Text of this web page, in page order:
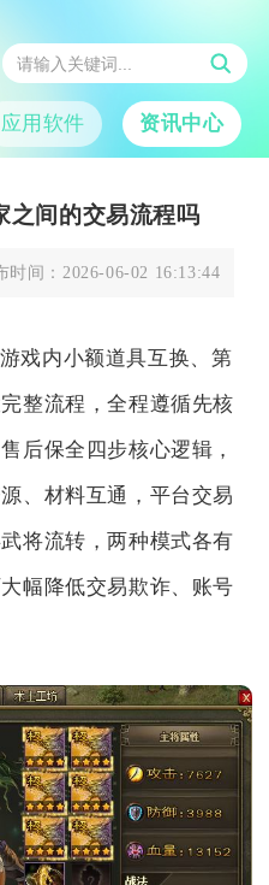
应用软件 资讯中心
之间的交易流程吗
时间： 2026-06-02 16:13:44
戏内小额道具互换、第
整流程，全程遵循先核
后保全四步核心逻辑，
、材料互通，平台交易
将流转，两种模式各有
幅降低交易欺诈、账号